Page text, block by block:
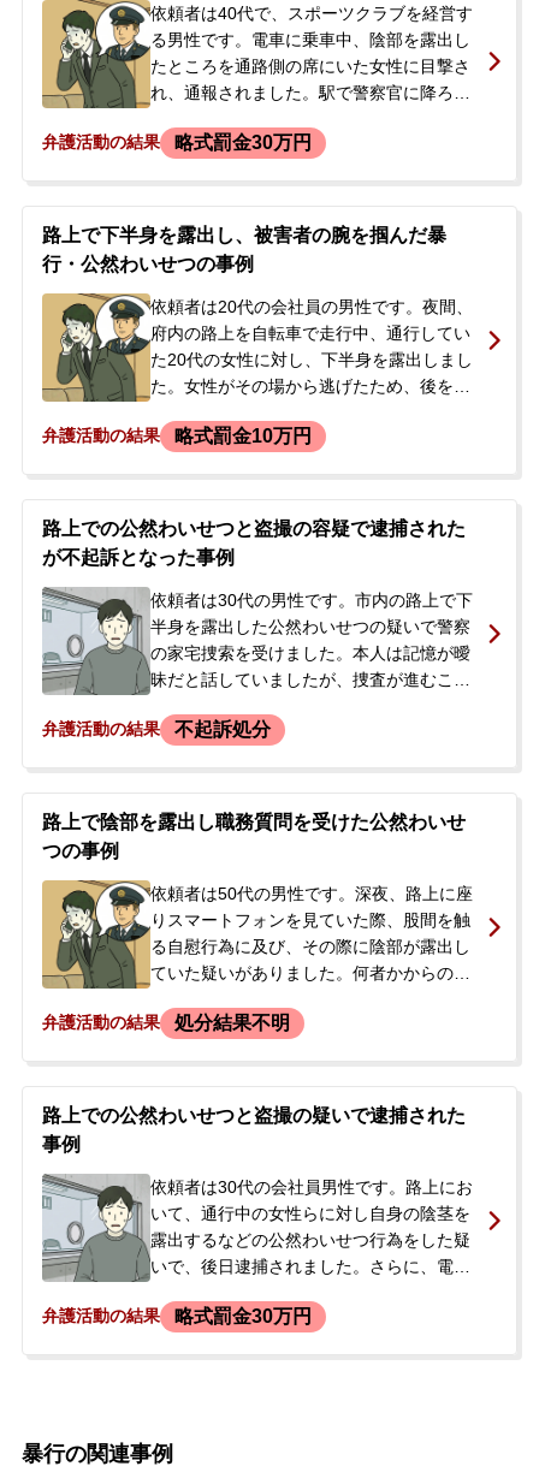
依頼者は40代で、スポーツクラブを経営す
る男性です。電車に乗車中、陰部を露出し
たところを通路側の席にいた女性に目撃さ
れ、通報されました。駅で警察官に降ろさ
は解放されましたが、後日再び呼び出すと
での執行猶予付き判決など、同種の前科が
複数ありました。また、本件とは別に無免
許運転の容疑もかけられていました。長年
スポーツの指導者として活動しており、事
件が知られることを恐れ、また同種前科が
あることから重い処分が下されるのではな
いかと強く不安を感じ、弁護士に相談され
弁護活動の結果 略式罰金30万円
路上で下半身を露出し、被害者の腕を掴んだ暴
行・公然わいせつの事例
依頼者は20代の会社員の男性です。夜間、
府内の路上を自転車で走行中、通行してい
た20代の女性に対し、下半身を露出しまし
た。女性がその場から逃げたため、後を追
た。依頼者はその場から逃走しましたが、
警察署へ出頭するよう求められたため、今
後の刑事手続きや処分の見通しに不安を感
じ、当事務所に相談されました。依頼者に
前科・前歴はありませんでした。
弁護活動の結果 略式罰金10万円
路上での公然わいせつと盗撮の容疑で逮捕された
が不起訴となった事例
依頼者は30代の男性です。市内の路上で下
半身を露出した公然わいせつの疑いで警察
の家宅捜索を受けました。本人は記憶が曖
昧だと話していましたが、捜査が進むこと
護を依頼されました。当初はこの公然わい
から、過去に地下鉄の車内で女性のスカー
ト内を盗撮した動画が見つかりました。こ
される事態となりました。
弁護活動の結果 不起訴処分
路上で陰部を露出し職務質問を受けた公然わいせ
つの事例
依頼者は50代の男性です。深夜、路上に座
りスマートフォンを見ていた際、股間を触
る自慰行為に及び、その際に陰部が露出し
ていた疑いがありました。何者かからの通
したが、任意同行は拒否しました。後日、
至りました。依頼者は過去にも同種の事件
で当事務所の弁護士に依頼した経験があ
逮捕されることを非常に恐れており、費用
面の都合も考慮して顧問契約を締結するこ
とになりました。
弁護活動の結果 処分結果不明
路上での公然わいせつと盗撮の疑いで逮捕された
事例
依頼者は30代の会社員男性です。路上にお
いて、通行中の女性らに対し自身の陰茎を
露出するなどの公然わいせつ行為をした疑
いで、後日逮捕されました。さらに、電車
した。依頼者には同種の公然わいせつによ
弁護活動の結果 略式罰金30万円
暴行の関連事例